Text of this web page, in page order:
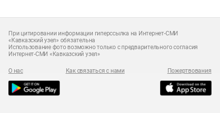
При цитировании информации гиперссылка на Интернет-СМИ
«Кавказский узел» обязательна
Использование фото возможно только с предварительного согласия
Интернет-СМИ «Кавказский узел»
О нас Как связаться с нами Пожертвования